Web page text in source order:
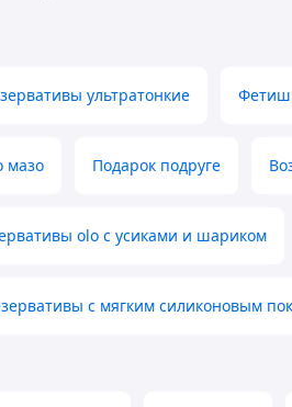
ультратонкие Фетиш
мазо Подарок подруге
olo с усиками и шариком
с мягким силиконовым